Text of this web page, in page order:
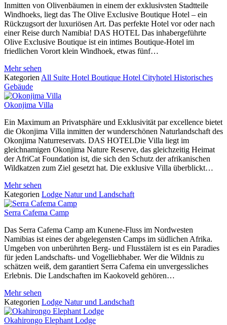
Inmitten von Olivenbäumen in einem der exklusivsten Stadtteile
Windhoeks, liegt das The Olive Exclusive Boutique Hotel – ein
Rückzugsort der luxuriösen Art. Das perfekte Hotel vor oder nach
einer Reise durch Namibia! DAS HOTEL Das inhabergeführte
Olive Exclusive Boutique ist ein intimes Boutique-Hotel im
friedlichen Vorort klein Windhoek, etwas fünf…
Mehr sehen
Kategorien All Suite Hotel Boutique Hotel Cityhotel Historisches
Gebäude
Okonjima Villa
Ein Maximum an Privatsphäre und Exklusivität par excellence bietet
die Okonjima Villa inmitten der wunderschönen Naturlandschaft des
Okonjima Naturreservats. DAS HOTELDie Villa liegt im
gleichnamigen Okonjima Nature Reserve, das gleichzeitig Heimat
der AfriCat Foundation ist, die sich den Schutz der afrikanischen
Wildkatzen zum Ziel gesetzt hat. Die exklusive Villa überblickt…
Mehr sehen
Kategorien Lodge Natur und Landschaft
Serra Cafema Camp
Das Serra Cafema Camp am Kunene-Fluss im Nordwesten
Namibias ist eines der abgelegensten Camps im südlichen Afrika.
Umgeben von unberührten Berg- und Flusstälern ist es ein Paradies
für jeden Landschafts- und Vogelliebhaber. Wer die Wildnis zu
schätzen weiß, dem garantiert Serra Cafema ein unvergessliches
Erlebnis. Die Landschaften im Kaokoveld gehören…
Mehr sehen
Kategorien Lodge Natur und Landschaft
Okahirongo Elephant Lodge